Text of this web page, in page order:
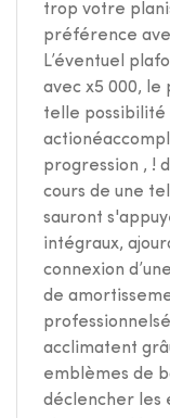
trop votre
préférence
L’éventuel
avec x5 000, le
telle possibilité
progression , !
cours de une
sauront
intégraux,
connexion
de
acclimatent
emblèmes de
déclencher les